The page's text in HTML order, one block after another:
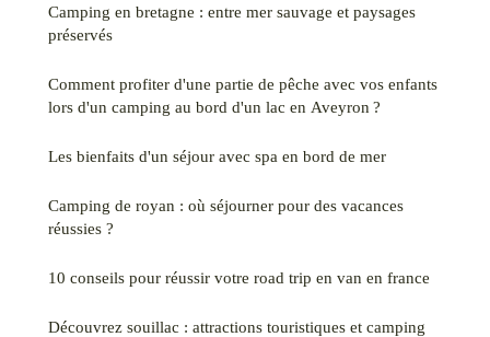
Camping en bretagne : entre mer sauvage et paysages
préservés
Comment profiter d'une partie de pêche avec vos enfants
lors d'un camping au bord d'un lac en Aveyron ?
Les bienfaits d'un séjour avec spa en bord de mer
Camping de royan : où séjourner pour des vacances
réussies ?
10 conseils pour réussir votre road trip en van en france
Découvrez souillac : attractions touristiques et camping